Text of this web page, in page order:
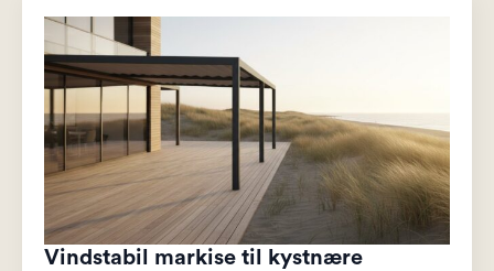
Vindstabil markise til kystnære